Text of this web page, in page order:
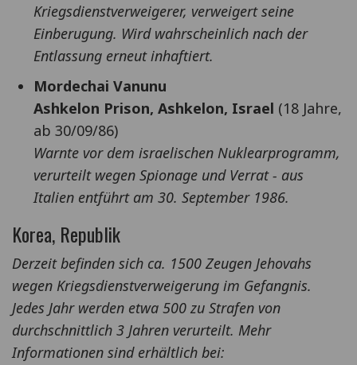
Kriegsdienstverweigerer, verweigert seine
Einberugung. Wird wahrscheinlich nach der
Entlassung erneut inhaftiert.
Mordechai Vanunu
Ashkelon Prison, Ashkelon, Israel (18 Jahre,
ab 30/09/86)
Warnte vor dem israelischen Nuklearprogramm,
verurteilt wegen Spionage und Verrat - aus
Italien entführt am 30. September 1986.
Korea, Republik
Derzeit befinden sich ca. 1500 Zeugen Jehovahs
wegen Kriegsdienstverweigerung im Gefangnis.
Jedes Jahr werden etwa 500 zu Strafen von
durchschnittlich 3 Jahren verurteilt. Mehr
Informationen sind erhältlich bei: